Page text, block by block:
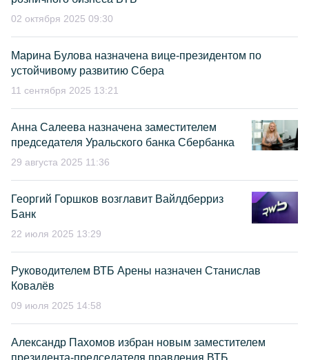
02 октября 2025 09:30
Марина Булова назначена вице-президентом по
устойчивому развитию Сбера
11 сентября 2025 13:21
Анна Салеева назначена заместителем
председателя Уральского банка Сбербанка
29 августа 2025 11:36
Георгий Горшков возглавит Вайлдберриз
Банк
22 июля 2025 13:29
Руководителем ВТБ Арены назначен Станислав
Ковалёв
09 июля 2025 14:58
Александр Пахомов избран новым заместителем